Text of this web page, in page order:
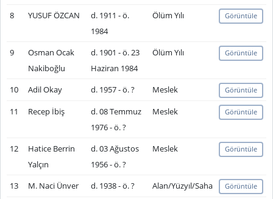
8 YUSUF ÖZCAN
d. 1911 - ö.
1984
Ölüm Yılı Görüntüle
9
Osman Ocak
Nakiboğlu
d. 1901 - ö. 23
Haziran 1984
Ölüm Yılı Görüntüle
10 Adil Okay d. 1957 - ö. ? Meslek Görüntüle
11 Recep İbiş
d. 08 Temmuz
1976 - ö. ?
Meslek Görüntüle
12
Hatice Berrin
Yalçın
d. 03 Ağustos
1956 - ö. ?
Meslek Görüntüle
13 M. Naci Ünver d. 1938 - ö. ? Alan/Yüzyıl/Saha Görüntüle